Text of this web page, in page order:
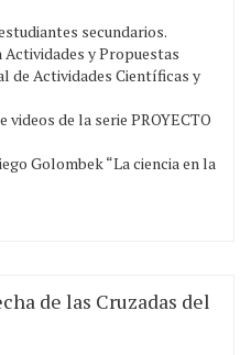
secundarios.
Actividades y Propuestas
de Actividades Científicas y
videos de la serie PROYECTO
Golombek “La ciencia en la
de las Cruzadas del